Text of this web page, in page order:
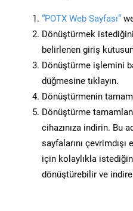
“POTX Web Sayfası”
Dönüştürmek
belirlenen giriş
Dönüştürme işlemini
düğmesine tıklayın.
Dönüştürmenin
Dönüştürme
cihazınıza indirin. Bu
sayfalarını
için kolaylıkla
dönüştürebilir ve